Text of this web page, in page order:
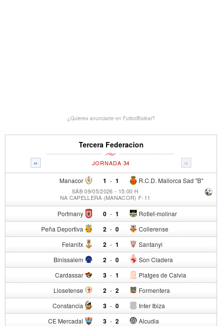
¿Quieres anunciarte en FutbolBalear?
Tercera Federacion
« »
JORNADA 34
Manacor 1 - R.C.D. Mallorca Sad "B"
1
SÁB 09/05/2026 - 15:00 H
NA CAPELLERA (MANACOR) F-11
Portmany 0 - Rotlet-molinar
1
Peña Deportiva 2 - Collerense
0
Felanitx 2 - Santanyi
1
Binissalem 2 - Son Cladera
0
Cardassar 3 - Platges de Calvia
1
Llosetense 2 - Formentera
2
Constancia 3 - Inter Ibiza
0
CE Mercadal 3 - Alcudia
2